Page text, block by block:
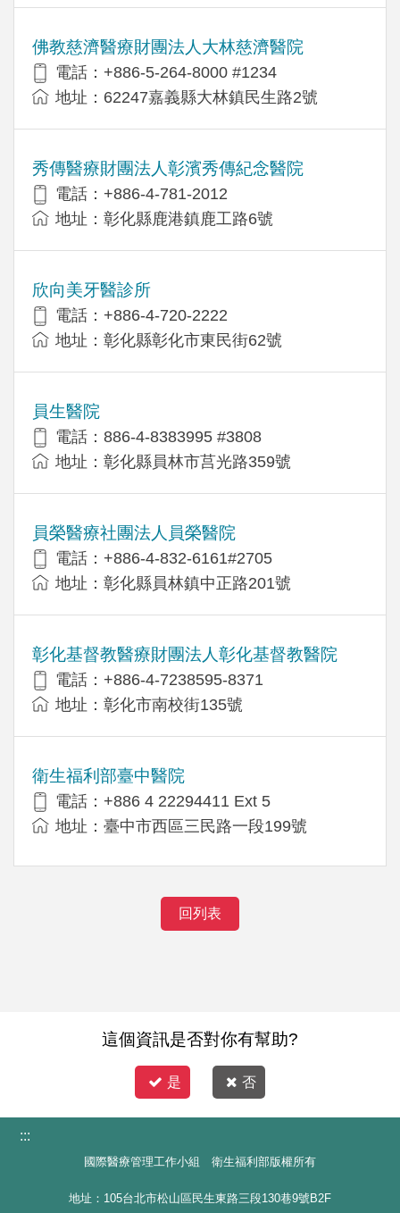
佛教慈濟醫療財團法人大林慈濟醫院
電話：+886-5-264-8000 #1234
地址：62247嘉義縣大林鎮民生路2號
秀傳醫療財團法人彰濱秀傳紀念醫院
電話：+886-4-781-2012
地址：彰化縣鹿港鎮鹿工路6號
欣向美牙醫診所
電話：+886-4-720-2222
地址：彰化縣彰化市東民街62號
員生醫院
電話：886-4-8383995 #3808
地址：彰化縣員林市莒光路359號
員榮醫療社團法人員榮醫院
電話：+886-4-832-6161#2705
地址：彰化縣員林鎮中正路201號
彰化基督教醫療財團法人彰化基督教醫院
電話：+886-4-7238595-8371
地址：彰化市南校街135號
衛生福利部臺中醫院
電話：+886 4 22294411 Ext 5
地址：臺中市西區三民路一段199號
回列表
這個資訊是否對你有幫助?
是 否
:::
國際醫療管理工作小組 衛生福利部版權所有
地址：105台北市松山區民生東路三段130巷9號B2F